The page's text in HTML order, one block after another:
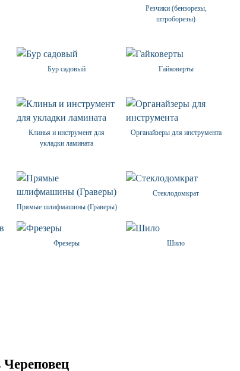
Резчики (бензорезы,
штроборезы)
Бур садовый Гайковерты
Клинья и инструмент для
укладки ламината
Органайзеры для инструмента
Прямые шлифмашины (Граверы)
Стеклодомкрат
Фрезеры Шило